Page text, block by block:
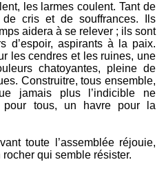
les larmes coulent. Tant de
cris et de souffrances. Ils
aidera à se relever ; ils sont
d’espoir, aspirants à la paix.
les cendres et les ruines, une
chatoyantes, pleine de
Construitre, tous ensemble,
jamais plus l’indicible ne
pour tous, un havre pour la
toute l’assemblée réjouie,
qui semble résister.